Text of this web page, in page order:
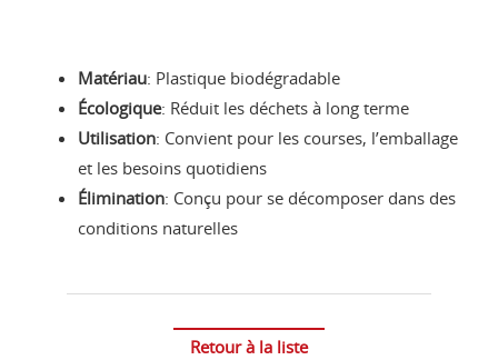
Matériau: Plastique biodégradable
Écologique: Réduit les déchets à long terme
Utilisation: Convient pour les courses, l’emballage
et les besoins quotidiens
Élimination: Conçu pour se décomposer dans des
conditions naturelles
Retour à la liste